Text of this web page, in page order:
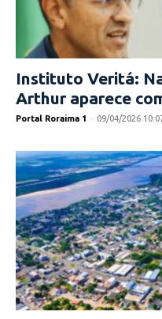
Instituto Veritá:
Arthur aparece
Portal Roraima 1 - 09/04/2026